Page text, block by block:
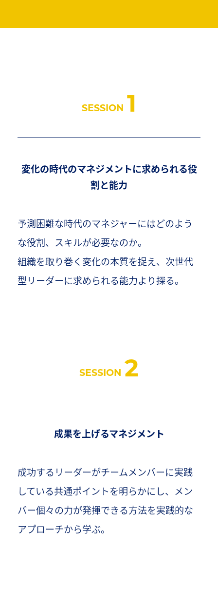
SESSION 1
変化の時代のマネジメントに求められる役
割と能力
予測困難な時代のマネジャーにはどのよう
な役割、スキルが必要なのか。
組織を取り巻く変化の本質を捉え、次世代
型リーダーに求められる能力より探る。
SESSION 2
成果を上げるマネジメント
成功するリーダーがチームメンバーに実践
している共通ポイントを明らかにし、メン
バー個々の力が発揮できる方法を実践的な
アプローチから学ぶ。